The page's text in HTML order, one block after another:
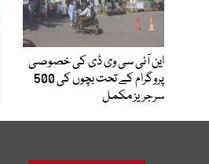
این آئی سی وی ڈی کی خصوصی
پروگرام کے تحت بچوں کی 500
سرجریز مکمل